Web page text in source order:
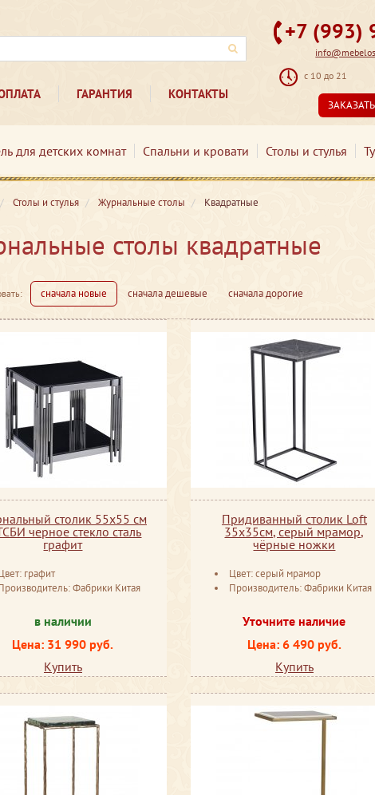
ГАРАНТИЯ КОНТАКТЫ
+7 (993)
с 10 до 21
для детских комнат Спальни и кровати Столы и стулья
Столы и стулья Журнальные столы Квадратные
столы квадратные
сначала новые сначала дешевые сначала дорогие
столик 55х55 см
черное стекло сталь
графит
графит
Фабрики Китая
в наличии
Цена: 31 990 руб.
Купить
Придиванный столик Loft
35x35см, серый мрамор,
чёрные ножки
Цвет: серый мрамор
Производитель: Фабрики Китая
Уточните наличие
Цена: 6 490 руб.
Купить